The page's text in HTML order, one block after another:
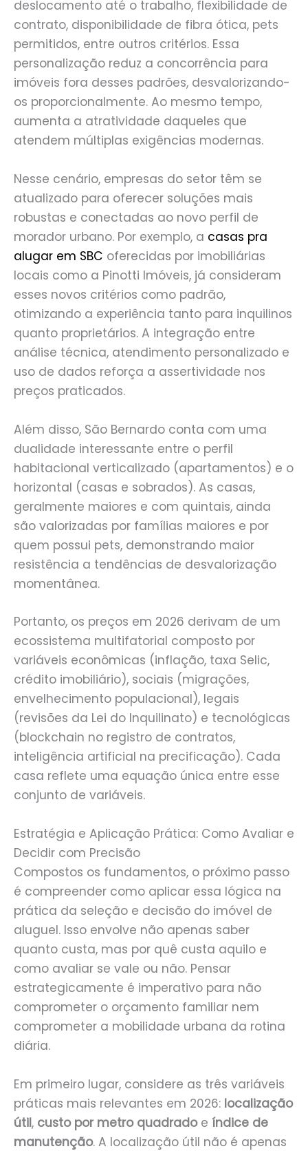
deslocamento até o trabalho, flexibilidade de
contrato, disponibilidade de fibra ótica, pets
permitidos, entre outros critérios. Essa
personalização reduz a concorrência para
imóveis fora desses padrões, desvalorizando-
os proporcionalmente. Ao mesmo tempo,
aumenta a atratividade daqueles que
atendem múltiplas exigências modernas.
Nesse cenário, empresas do setor têm se
atualizado para oferecer soluções mais
robustas e conectadas ao novo perfil de
morador urbano. Por exemplo, a casas pra
alugar em SBC oferecidas por imobiliárias
locais como a Pinotti Imóveis, já consideram
esses novos critérios como padrão,
otimizando a experiência tanto para inquilinos
quanto proprietários. A integração entre
análise técnica, atendimento personalizado e
uso de dados reforça a assertividade nos
preços praticados.
Além disso, São Bernardo conta com uma
dualidade interessante entre o perfil
habitacional verticalizado (apartamentos) e o
horizontal (casas e sobrados). As casas,
geralmente maiores e com quintais, ainda
são valorizadas por famílias maiores e por
quem possui pets, demonstrando maior
resistência a tendências de desvalorização
momentânea.
Portanto, os preços em 2026 derivam de um
ecossistema multifatorial composto por
variáveis econômicas (inflação, taxa Selic,
crédito imobiliário), sociais (migrações,
envelhecimento populacional), legais
(revisões da Lei do Inquilinato) e tecnológicas
(blockchain no registro de contratos,
inteligência artificial na precificação). Cada
casa reflete uma equação única entre esse
conjunto de variáveis.
Estratégia e Aplicação Prática: Como Avaliar e
Decidir com Precisão
Compostos os fundamentos, o próximo passo
é compreender como aplicar essa lógica na
prática da seleção e decisão do imóvel de
aluguel. Isso envolve não apenas saber
quanto custa, mas por quê custa aquilo e
como avaliar se vale ou não. Pensar
estrategicamente é imperativo para não
comprometer o orçamento familiar nem
comprometer a mobilidade urbana da rotina
diária.
Em primeiro lugar, considere as três variáveis
práticas mais relevantes em 2026: localização
útil, custo por metro quadradoe índice de
manutenção. A localização útil não é apenas